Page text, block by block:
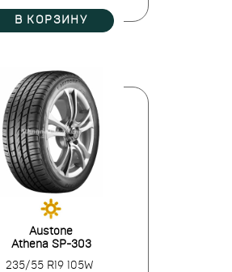
В КОРЗИНУ
Austone
Athena SP-303
235/55 R19 105W